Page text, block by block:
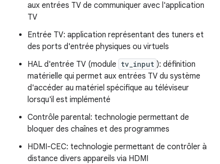
aux entrées TV de communiquer avec l'application
TV
Entrée TV: application représentant des tuners et
des ports d'entrée physiques ou virtuels
HAL d'entrée TV (module tv_input ): définition
matérielle qui permet aux entrées TV du système
d'accéder au matériel spécifique au téléviseur
lorsqu'il est implémenté
Contrôle parental: technologie permettant de
bloquer des chaînes et des programmes
HDMI-CEC: technologie permettant de contrôler à
distance divers appareils via HDMI